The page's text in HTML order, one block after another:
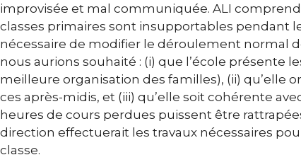
improvisée et mal communiquée. ALI
classes primaires sont insupportables pendant
nécessaire de modifier le déroulement normal
nous aurions souhaité : (i) que l’école présente
meilleure organisation des familles), (ii) qu’elle
ces après-midis, et (iii) qu’elle soit cohérente
heures de cours perdues puissent être
direction effectuerait les travaux nécessaires
classe.